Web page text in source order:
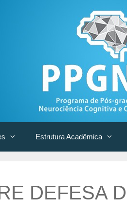
Estrutura Acadêmica
DEFESA